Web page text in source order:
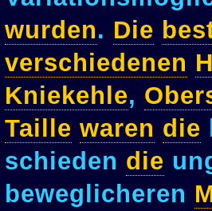
wurden. Die
verschiedenen
Kniekehle,
Taille waren die
schieden die
beweglicheren